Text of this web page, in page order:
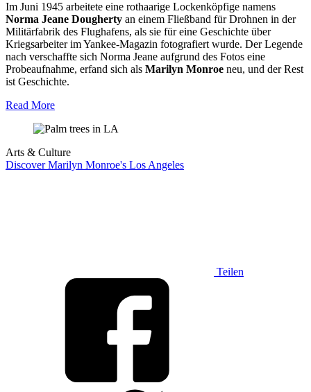
Im Juni 1945 arbeitete eine rothaarige Lockenköpfige namens
Norma Jeane Dougherty an einem Fließband für Drohnen in der
Militärfabrik des Flughafens, als sie für eine Geschichte über
Kriegsarbeiter im Yankee-Magazin fotografiert wurde. Der Legende
nach verschaffte sich Norma Jeane aufgrund des Fotos eine
Probeaufnahme, erfand sich als Marilyn Monroe neu, und der Rest
ist Geschichte.
Read More
Arts & Culture
Discover Marilyn Monroe's Los Angeles
Teilen